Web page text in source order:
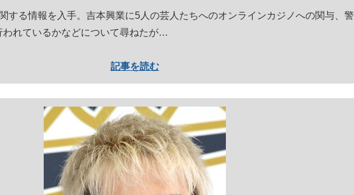
する情報を入手。吉本興業に5人の芸人たちへのオンラインカジノへの関与、警
われているかなどについて尋ねたが…
記事を読む